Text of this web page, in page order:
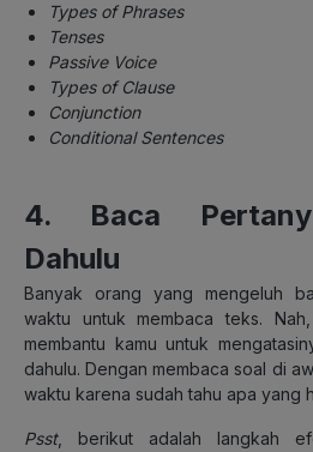
Types of Phrases
Tenses
Passive Voice
Types of Clause
Conjunction
Conditional Sentences
4. Baca
Dahulu
Banyak orang yang mengeluh
waktu untuk membaca teks.
membantu kamu untuk
dahulu. Dengan membaca soal di
waktu karena sudah tahu apa yang
Psst, berikut adalah langkah